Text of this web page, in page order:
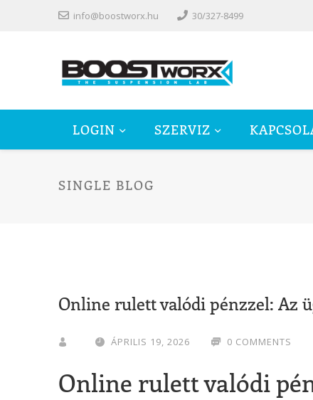
info@boostworx.hu 30/327-8499
LOGIN SZERVIZ
SINGLE BLOG
Online rulett valódi pénzzel: Az
ÁPRILIS 19, 2026 0 COMMENTS
Online rulett valódi